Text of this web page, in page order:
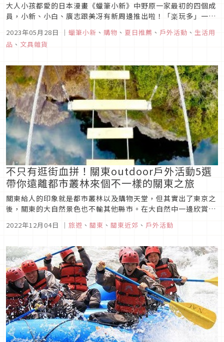
大人小孩都愛的日本漫畫《蠟筆小新》中野原一家最初的四個成
員，小新、小白、廣志跟美冴有新周邊推出啦！「楽玩多」一口
春夏系列不僅有花朵造型的小白坐墊、兩款適合夏天的大容量水
壺、方便攜帶外出的迷你摺疊椅、肥嘟嘟左衛門抱枕、會變色的
2023年05月28日 ｜ 蠟筆小新 、 購物 、 夏日推薦 、 戶外活動 、 生活用
品 、 文具雜貨
不只有逛街血拼！關東outdoor戶外活動5選
帶你遠離都市叢林來個不一樣的關東之旅
關東給人的印象就是都市叢林以及購物天堂，但其實出了東京之
後，關東的大自然景色也不輸其他縣市。在大自然中一邊欣賞美
還能一掃日常生活的煩惱，讓自己內外煥然一新。以下就來介紹
2022年12月04日 ｜ 旅遊 、 關東 、 關東近郊 、 戶外活動